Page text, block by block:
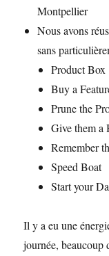
Montpellier
Nous avons
sans
Product Box
Buy a
Prune the
Give them a
Remember
Speed Boat
Start your
Il y a eu une
journée, beaucoup